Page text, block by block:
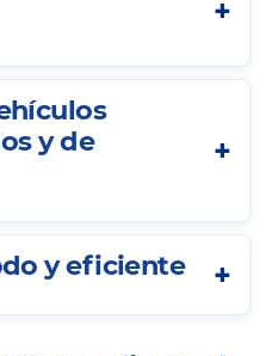
y de
y eficiente